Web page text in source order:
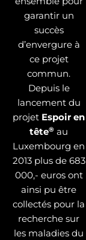
garantir un
succès
d’envergure à
ce projet
commun.
Depuis le
lancement du
projet Espoir en
tête® au
Luxembourg en
2013 plus de 683
000,- euros ont
ainsi pu être
collectés pour la
recherche sur
les maladies du